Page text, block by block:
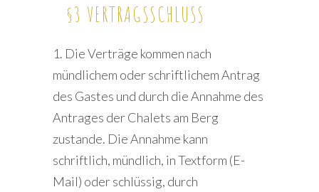
§3 VERTRAGSSCHLUSS
1. Die Verträge kommen nach
mündlichem oder schriftlichem Antrag
des Gastes und durch die Annahme des
Antrages der Chalets am Berg
zustande. Die Annahme kann
schriftlich, mündlich, in Textform (E-
Mail) oder schlüssig, durch